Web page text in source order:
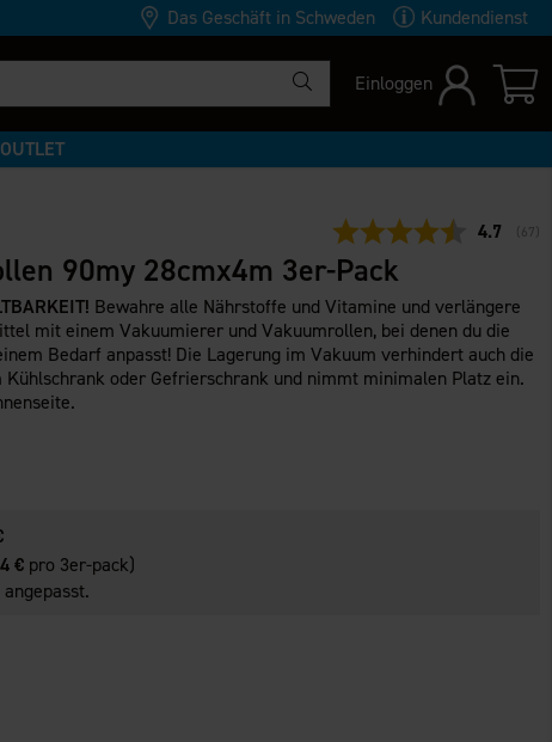
Das Geschäft in Schweden Kundendienst
Einloggen
OUTLET
4.7 (67
90my 28cmx4m 3er-Pack
Bewahre alle Nährstoffe und Vitamine und verlängere
mit einem Vakuumierer und Vakuumrollen, bei denen du die
Bedarf anpasst! Die Lagerung im Vakuum verhindert auch die
Kühlschrank oder Gefrierschrank und nimmt minimalen Platz ein.
€ pro 3er-pack)